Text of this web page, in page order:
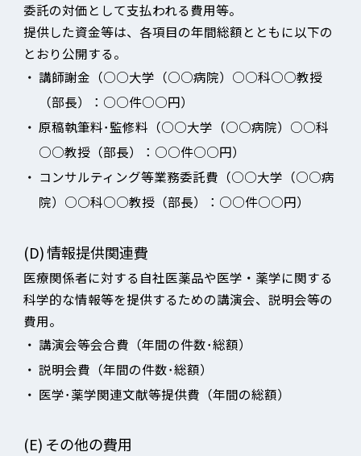
委託の対価として支払われる費用等。
提供した資金等は、各項目の年間総額とともに以下の
とおり公開する。
・ 講師謝金（○○大学（○○病院）○○科○○教授
（部長）：○○件○○円）
・ 原稿執筆料･監修料（○○大学（○○病院）○○科
○○教授（部長）：○○件○○円）
・ コンサルティング等業務委託費（○○大学（○○病
院）○○科○○教授（部長）：○○件○○円）
(D)情報提供関連費
医療関係者に対する自社医薬品や医学・薬学に関する
科学的な情報等を提供するための講演会、説明会等の
費用。
・ 講演会等会合費（年間の件数･総額）
・ 説明会費（年間の件数･総額）
・ 医学･薬学関連文献等提供費（年間の総額）
(E) その他の費用